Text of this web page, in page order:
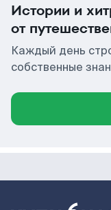
Истории и
от
Каждый день
собственные